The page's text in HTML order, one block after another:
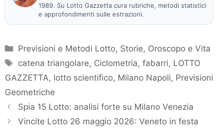
1989. Su Lotto Gazzetta cura rubriche, metodi statistici
e approfondimenti sulle estrazioni.
Categorie
Previsioni e Metodi Lotto, Storie, Oroscopo e Vita
Tag
catena triangolare, Ciclometria,fabarri, LOTTO
GAZZETTA, lotto scientifico, Milano Napoli, Previsioni
Geometriche
Spia 15 Lotto: analisi forte su Milano Venezia
Vincite Lotto 26 maggio 2026: Veneto in festa